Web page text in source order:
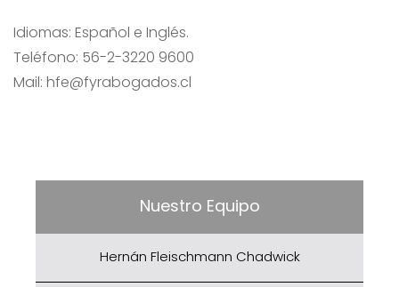
Idiomas: Español e Inglés.
Teléfono: 56-2-3220 9600
Mail: hfe@fyrabogados.cl
Nuestro Equipo
Hernán Fleischmann Chadwick